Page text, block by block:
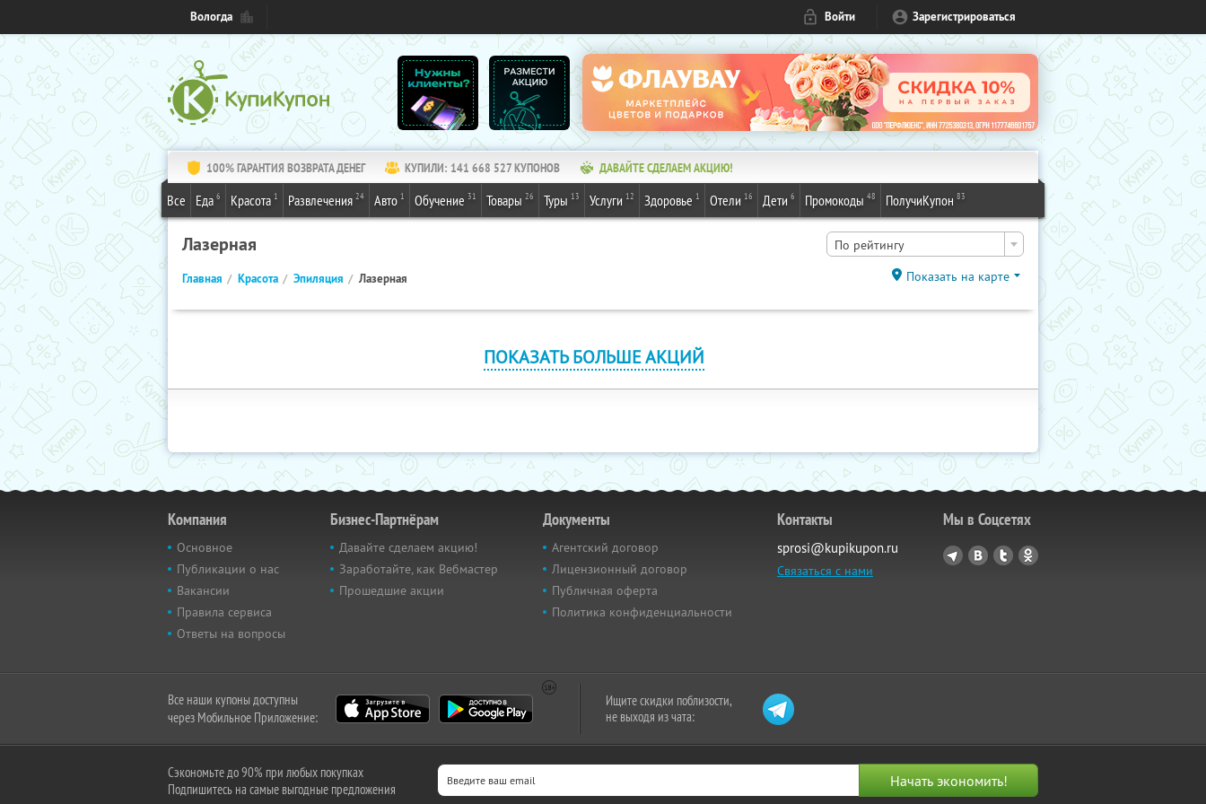
Вологда Войти Зарегистрироваться
100% ГАРАНТИЯ ВОЗВРАТА ДЕНЕГ КУПИЛИ: 141 668 527КУПОНОВ ДАВАЙТЕ СДЕЛАЕМ АКЦИЮ!
Все Еда 6 Красота 1 Развлечения 24 Авто 1 Обучение 31 Товары 26 Туры 13 Услуги 12 Здоровье 1 Отели 16 Дети 6 Промокоды 48 ПолучиКупон 83
Лазерная По рейтингу
Главная Красота Эпиляция Лазерная Показать на карте
ПОКАЗАТЬ БОЛЬШЕ АКЦИЙ
Компания
Основное
Публикации о нас
Вакансии
Правила сервиса
Ответы на вопросы
Бизнес-Партнёрам
Давайте сделаем акцию!
Заработайте, как Вебмастер
Прошедшие акции
Документы
Агентский договор
Лицензионный договор
Публичная оферта
Политика конфиденциальности
Контакты
sprosi@kupikupon.ru
Связаться с нами
Мы в Соцсетях
Все наши купоны доступны
через Мобильное Приложение:
Ищите скидки поблизости,
не выходя из чата:
Сэкономьте до 90% при любых покупках
Подпишитесь на самые выгодные предложения